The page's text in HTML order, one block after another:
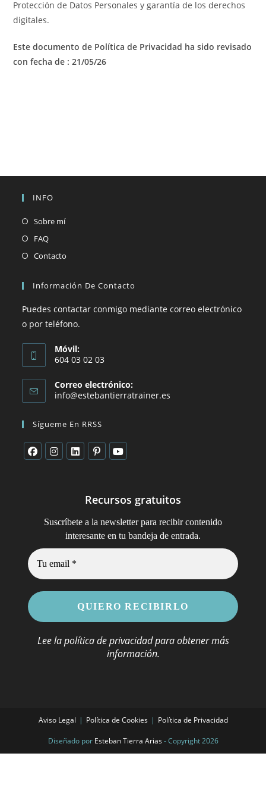
Protección de Datos Personales y garantía de los derechos
digitales.
Este documento de Política de Privacidad ha sido revisado
con fecha de :21/05/26
INFO
Sobre mí
FAQ
Contacto
Información De Contacto
Puedes contactar conmigo mediante correo electrónico
o por teléfono.
Móvil:
604 03 02 03
Correo electrónico:
info@estebantierratrainer.es
Sígueme En RRSS
Recursos gratuitos
Suscríbete a la newsletter para recibir contenido
interesante en tu bandeja de entrada.
Lee lapolítica de privacidadpara obtener más
información.
Aviso Legal Política de Cookies Política de Privacidad
Diseñado por Esteban Tierra Arias- Copyright 2026